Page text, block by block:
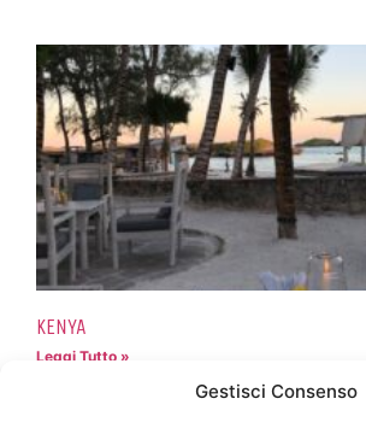
Gestisci Consenso
KENYA
Leggi Tutto »